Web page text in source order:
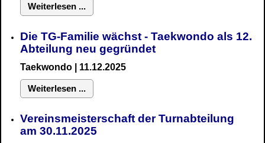
Weiterlesen ...
Die TG-Familie wächst - Taekwondo als 12.
Abteilung neu gegründet
Taekwondo | 11.12.2025
Weiterlesen ...
Vereinsmeisterschaft der Turnabteilung
am 30.11.2025